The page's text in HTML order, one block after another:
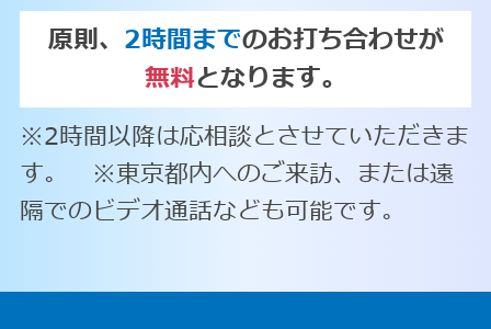
原則、 2時間までのお打ち合わせが
無料となります。
※2時間以降は応相談とさせていただきま
す。 ※東京都内へのご来訪、または遠
隔でのビデオ通話なども可能です。